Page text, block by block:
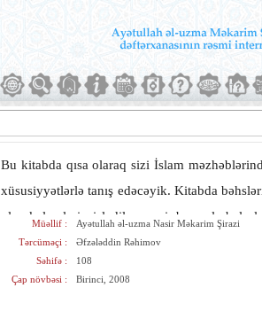
Bu kitabda qısa olaraq sizi İslam
xüsusiyyətlərlə tanış edəcəyik. Kitabda
olan kəlmələrin işlədilməməsi, bununla belə
məqsəd, yalnız sizi şiə əqidəsilə tanış
Yalnız bir neçə yerdə imkan dairəsində
Müəllif :
Ayətullah əl-uzma Nasir Məkarim Şirazi
Tərcüməçi :
Əfzələddin Rəhimov
Səhifə :
108
Çap növbəsi :
Birinci, 2008